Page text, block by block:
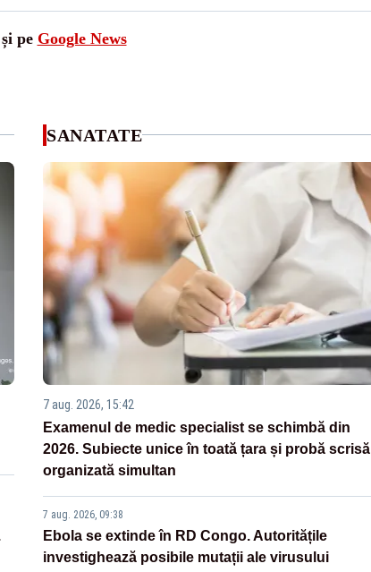
pe Google News
SANATATE
7 aug. 2026, 15:42
Examenul de medic specialist se schimbă din
2026. Subiecte unice în toată țara și probă scrisă
organizată simultan
7 aug. 2026, 09:38
Ebola se extinde în RD Congo. Autoritățile
investighează posibile mutații ale virusului